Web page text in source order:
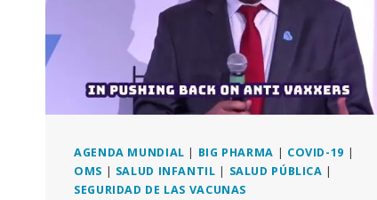
AGENDA MUNDIAL | BIG PHARMA | COVID-19 |
OMS | SALUD INFANTIL | SALUD PÚBLICA |
SEGURIDAD DE LAS VACUNAS